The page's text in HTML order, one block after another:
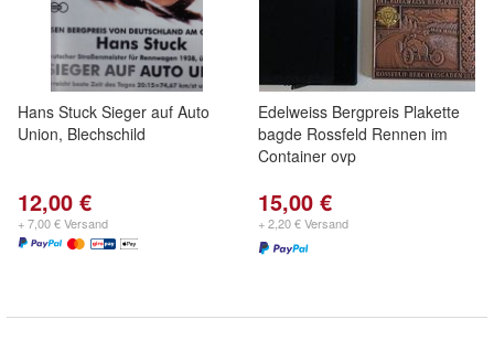
Hans Stuck Sieger auf Auto
Union, Blechschild
12,00 €
+ 7,00 € Versand
Edelweiss Bergpreis Plakette
bagde Rossfeld Rennen im
Container ovp
15,00 €
+ 2,20 € Versand